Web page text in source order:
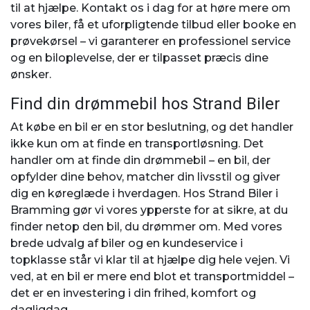
til at hjælpe. Kontakt os i dag for at høre mere om
vores biler, få et uforpligtende tilbud eller booke en
prøvekørsel – vi garanterer en professionel service
og en biloplevelse, der er tilpasset præcis dine
ønsker.
Find din drømmebil hos Strand Biler
At købe en bil er en stor beslutning, og det handler
ikke kun om at finde en transportløsning. Det
handler om at finde din drømmebil – en bil, der
opfylder dine behov, matcher din livsstil og giver
dig en køreglæde i hverdagen. Hos Strand Biler i
Bramming gør vi vores ypperste for at sikre, at du
finder netop den bil, du drømmer om. Med vores
brede udvalg af biler og en kundeservice i
topklasse står vi klar til at hjælpe dig hele vejen. Vi
ved, at en bil er mere end blot et transportmiddel –
det er en investering i din frihed, komfort og